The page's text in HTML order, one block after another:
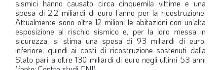
sismici hanno causato circa cinquemila vittime e una
spesa di 2,2 miliardi di euro l’anno per la ricostruzione.
Attualmente sono oltre 12 milioni le abitazioni con un’alta
esposizione al rischio sismico e, per la loro messa in
sicurezza, si stima una spesa di 93 miliardi di euro,
inferiore, quindi ai costi di ricostruzione sostenuti dalla
Stato pari a oltre 130 miliardi di euro negli ultimi 53 anni